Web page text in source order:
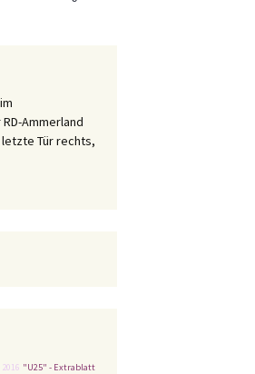
Ammerland
Tür rechts,
"U25" - Extrablatt